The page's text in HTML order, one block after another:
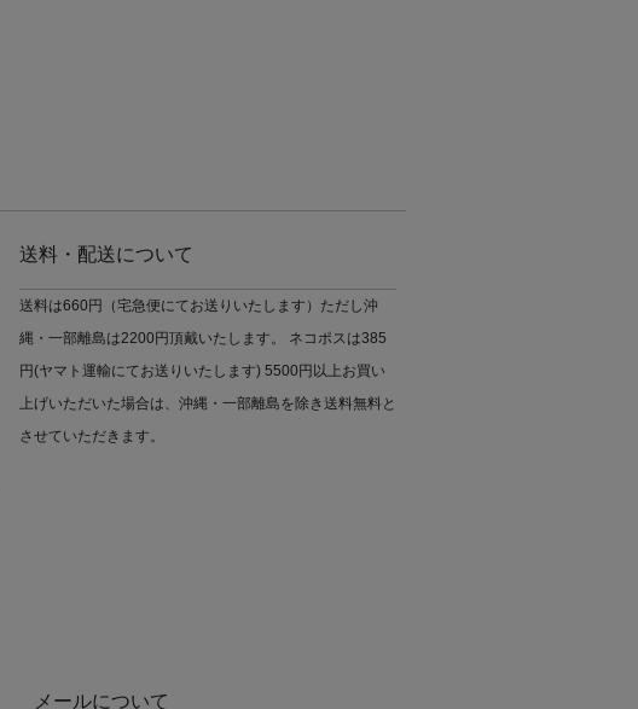
送料・配送について
送料は660円（宅急便にてお送りいたします）ただし沖
縄・一部離島は2200円頂戴いたします。 ネコポスは385
円(ヤマト運輸にてお送りいたします) 5500円以上お買い
上げいただいた場合は、沖縄・一部離島を除き送料無料と
させていただきます。
メールについて